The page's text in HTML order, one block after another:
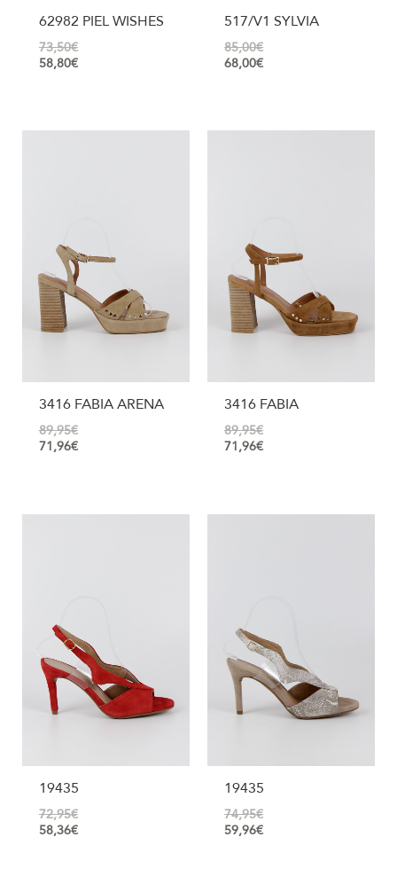
62982 PIEL WISHES
73,50€
58,80€
517/V1 SYLVIA
85,00€
68,00€
3416 FABIA ARENA
89,95€
71,96€
3416 FABIA
89,95€
71,96€
19435
72,95€
58,36€
19435
74,95€
59,96€